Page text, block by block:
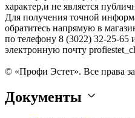
характер,и не является
Для получения точной
обратитесь напрямую в
по телефону 8 (3022) 32-25-65
электронную почту
© «Профи Эстет». Все права
Документы